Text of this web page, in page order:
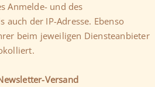
Anmelde- und des
auch der IP-Adresse. Ebenso
beim jeweiligen Diensteanbieter
Versand